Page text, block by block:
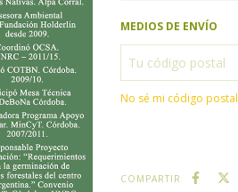
MEDIOS DE ENVÍO
No sé mi código postal
COMPARTIR